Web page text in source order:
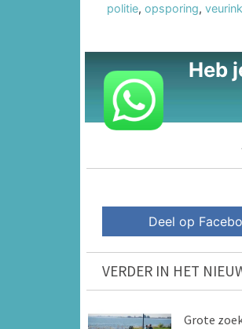
politie, opsporing, veurink
Heb
Deel op
VERDER IN HET
Grote